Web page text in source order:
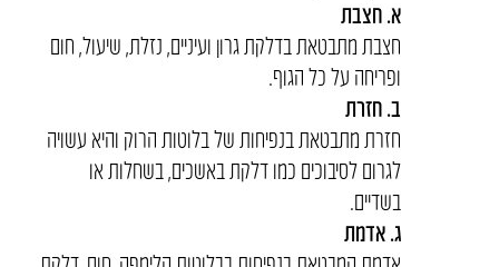
א. חצבת
חצבת מתבטאת בדלקת גרון ועיניים, נזלת, שיעול, חום
ופריחה על כל הגוף.
ב. חזרת
חזרת מתבטאת בנפיחות של בלוטות הרוק והיא עשויה
לגרום לסיבוכים כמו דלקת באשכים, בשחלות או
בשדיים.
ג. אדמת